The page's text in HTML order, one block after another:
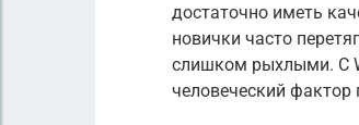
достаточно иметь
новички часто
слишком рыхлыми. С
человеческий